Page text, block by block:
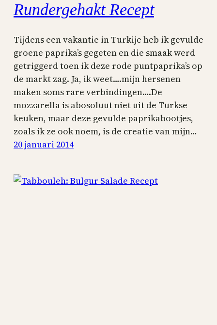
Rundergehakt Recept
Tijdens een vakantie in Turkije heb ik gevulde
groene paprika’s gegeten en die smaak werd
getriggerd toen ik deze rode puntpaprika’s op
de markt zag. Ja, ik weet….mijn hersenen
maken soms rare verbindingen….De
mozzarella is abosoluut niet uit de Turkse
keuken, maar deze gevulde paprikabootjes,
zoals ik ze ook noem, is de creatie van mijn…
20 januari 2014